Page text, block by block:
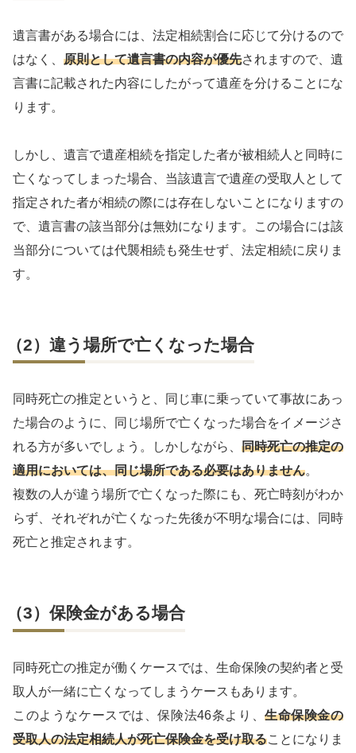
遺言書がある場合には、法定相続割合に応じて分けるので
はなく、 原則として遺言書の内容が優先されますので、遺
言書に記載された内容にしたがって遺産を分けることにな
ります。
しかし、遺言で遺産相続を指定した者が被相続人と同時に
亡くなってしまった場合、当該遺言で遺産の受取人として
指定された者が相続の際には存在しないことになりますの
で、遺言書の該当部分は無効になります。この場合には該
当部分については代襲相続も発生せず、法定相続に戻りま
す。
（2）違う場所で亡くなった場合
同時死亡の推定というと、同じ車に乗っていて事故にあっ
た場合のように、同じ場所で亡くなった場合をイメージさ
れる方が多いでしょう。しかしながら、 同時死亡の推定の
適用においては、同じ場所である必要はありません。
複数の人が違う場所で亡くなった際にも、死亡時刻がわか
らず、それぞれが亡くなった先後が不明な場合には、同時
死亡と推定されます。
（3）保険金がある場合
同時死亡の推定が働くケースでは、生命保険の契約者と受
取人が一緒に亡くなってしまうケースもあります。
このようなケースでは、保険法46条より、生命保険金の
受取人の法定相続人が死亡保険金を受け取ることになりま